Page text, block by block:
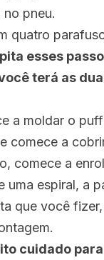
pneu.
quatro
esses
terá as
a moldar o puff
comece a
comece a
uma espiral, a
que você
cuidado